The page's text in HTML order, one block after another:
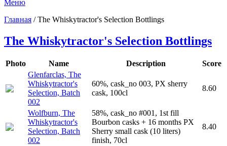
Меню
Главная / The Whiskytractor's Selection Bottlings
The Whiskytractor's Selection Bottlings
Photo Name Description
Score
Glenfarclas, The
Whiskytractor's
Selection, Batch
002
60%, cask_no 003, PX sherry
cask, 100cl
8.60
Wolfburn, The
Whiskytractor's
Selection, Batch
002
58%, cask_no #001, 1st fill
Bourbon casks + 16 months PX
Sherry small cask (10 liters)
finish, 70cl
8.40